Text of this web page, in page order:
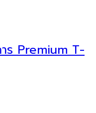
ร Premium T-